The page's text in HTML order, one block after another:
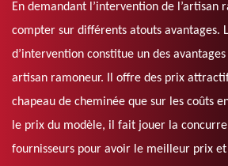
En demandant l’intervention de l’artisan
compter sur différents atouts avantages.
d’intervention constitue un des
artisan ramoneur. Il offre des prix
chapeau de cheminée que sur les coûts
le prix du modèle, il fait jouer la
fournisseurs pour avoir le meilleur prix